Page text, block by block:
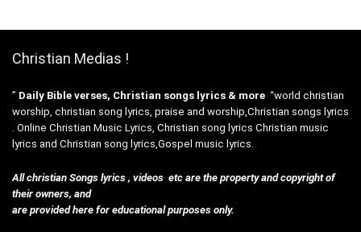
Christian Medias !
” Daily Bible verses, Christian songs lyrics & more “world christian
worship, christian song lyrics, praise and worship,Christian songs lyrics
. Online Christian Music Lyrics, Christian song lyrics Christian music
lyrics and Christian song lyrics,Gospel music lyrics.
All christian Songs lyrics , videos etc are the property and copyright of
their owners, and
are provided here for educational purposes only.